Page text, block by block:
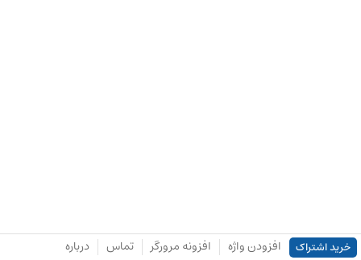
خرید اشتراک افزودن واژه افزونه مرورگر تماس درباره